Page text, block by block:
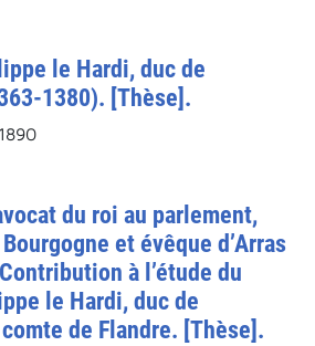
le Hardi, duc de
1380). [Thèse].
du roi au parlement,
et évêque d’Arras
à l’étude du
le Hardi, duc de
de Flandre. [Thèse].